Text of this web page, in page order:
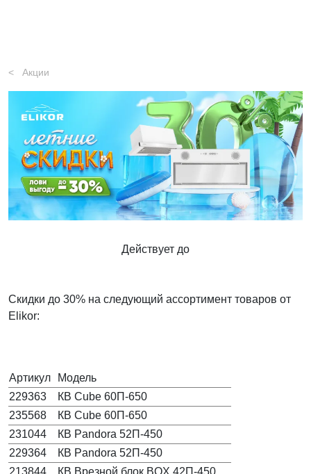
Акции
Действует до
Скидки до 30% на следующий ассортимент товаров от
Elikor:
Артикул
Модель
229363
КВ Cube 60П-650
235568
КВ Cube 60П-650
231044
КВ Pandora 52П-450
229364
КВ Pandora 52П-450
213844
КВ Врезной блок BOX 42П-450